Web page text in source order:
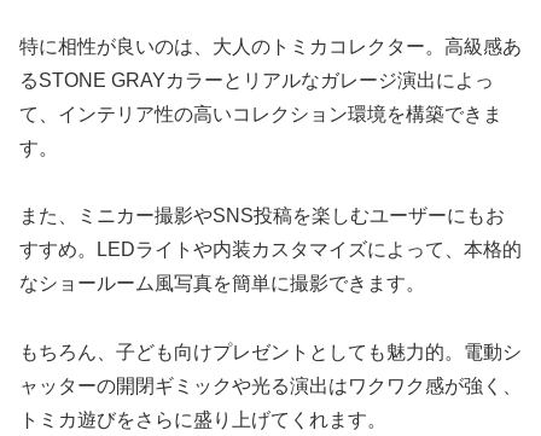
特に相性が良いのは、大人のトミカコレクター。高級感あ
るSTONE GRAYカラーとリアルなガレージ演出によっ
て、インテリア性の高いコレクション環境を構築できま
す。
また、ミニカー撮影やSNS投稿を楽しむユーザーにもお
すすめ。LEDライトや内装カスタマイズによって、本格的
なショールーム風写真を簡単に撮影できます。
もちろん、子ども向けプレゼントとしても魅力的。電動シ
ャッターの開閉ギミックや光る演出はワクワク感が強く、
トミカ遊びをさらに盛り上げてくれます。